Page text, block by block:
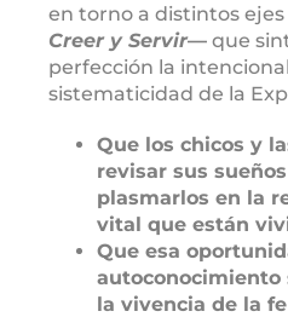
en torno a distintos
Creer y Servir— que
perfección la
sistematicidad de la
Que los chicos y
revisar sus
plasmarlos en la
vital que están
Que esa
autoconocimiento
la vivencia de la fe